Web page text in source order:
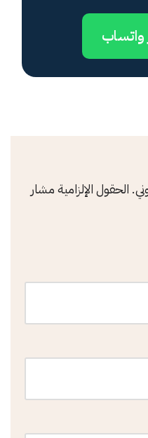
واتساب
الحقول الإلزامية مشار